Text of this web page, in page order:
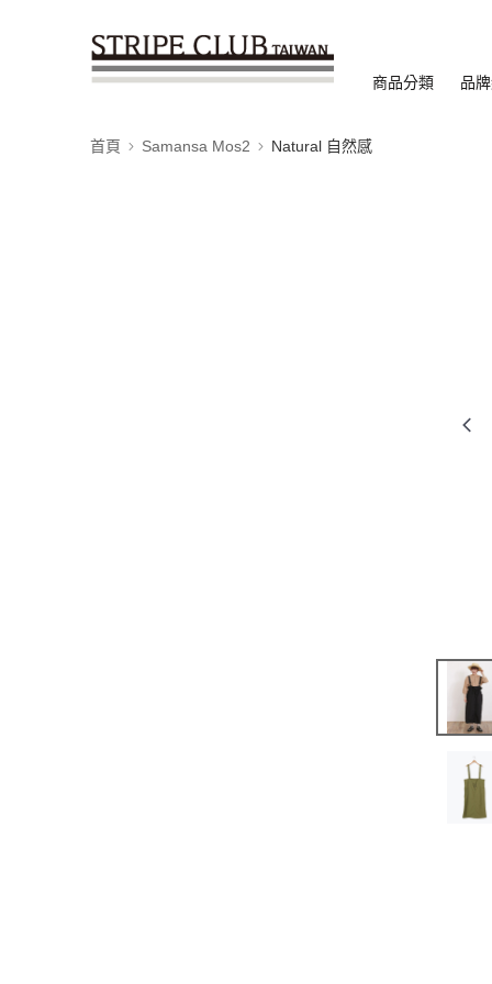
商品分類 品
首頁 Samansa Mos2 Natural 自然感